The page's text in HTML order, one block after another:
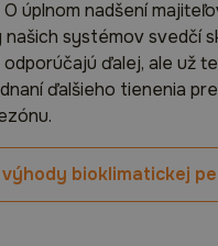
úplnom nadšení
našich systémov svedčí
odporúčajú ďalej, ale už
ďalšieho tienenia pre
bioklimatickej